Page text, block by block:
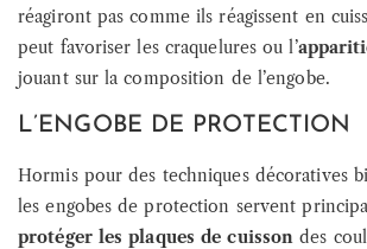
réagiront pas comme ils réagissent en
peut favoriser les craquelures ou l’
jouant sur la composition de l’engobe.
L’ENGOBE DE PROTECTION
Hormis pour des techniques décoratives
les engobes de protection servent
protéger les plaques de cuissondes